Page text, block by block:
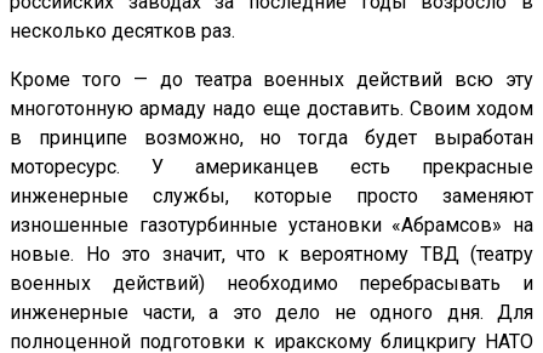
несколько десятков раз.
Кроме того — до театра военных действий всю эту
многотонную армаду надо еще доставить. Своим ходом
в принципе возможно, но тогда будет выработан
моторесурс. У американцев есть прекрасные
инженерные службы, которые просто заменяют
изношенные газотурбинные установки «Абрамсов» на
новые. Но это значит, что к вероятному ТВД (театру
военных действий) необходимо перебрасывать и
инженерные части, а это дело не одного дня. Для
полноценной подготовки к иракскому блицкригу НАТО